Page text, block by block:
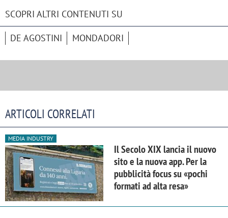
SCOPRI ALTRI CONTENUTI SU
DE AGOSTINI MONDADORI
ARTICOLI CORRELATI
MEDIA INDUSTRY
Il Secolo XIX lancia il nuovo
sito e la nuova app. Per la
pubblicità focus su «pochi
formati ad alta resa»